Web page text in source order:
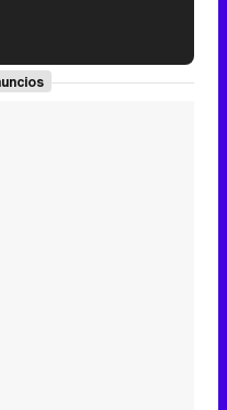
'120 Minutos' celebra sus 2.000 programas en Telemadrid con un vídeo del día a día en la redacción